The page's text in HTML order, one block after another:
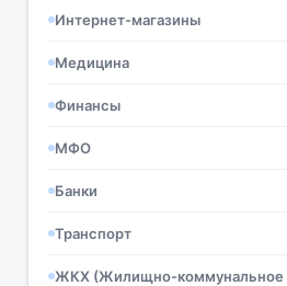
Интернет-магазины
Медицина
Финансы
МФО
Банки
Транспорт
ЖКХ (Жилищно-коммунальное